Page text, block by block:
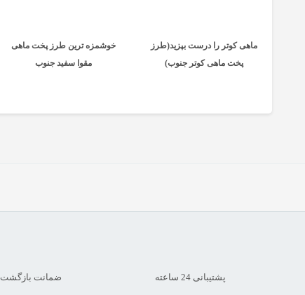
ماهی کوتر را درست بپزید(طرز
پخت ماهی کوتر جنوب)
خوشمزه ترین طرز پخت ماهی
مقوا سفید جنوب
ضمانت بازگشت 48 ساعته پشتیبانی 24 ساعته